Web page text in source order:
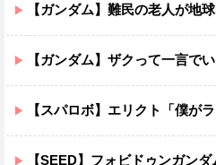
【ガンダム】難民の老人が地球に来れたこと喜んでて
【ガンダム】ザクって一言でいって
【スパロボ】エリクト「僕がラスボス一つ前の版権キ
【SEED】フォビドゥンガンダム「ビーム弾きます、ビーム曲げられ